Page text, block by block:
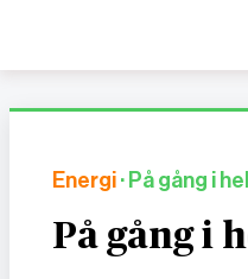
Energi· På gång i
På gång i